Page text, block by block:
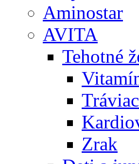
Aminostar
AVITA
Tehotné
Zrak